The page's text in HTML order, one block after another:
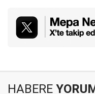
HABERE